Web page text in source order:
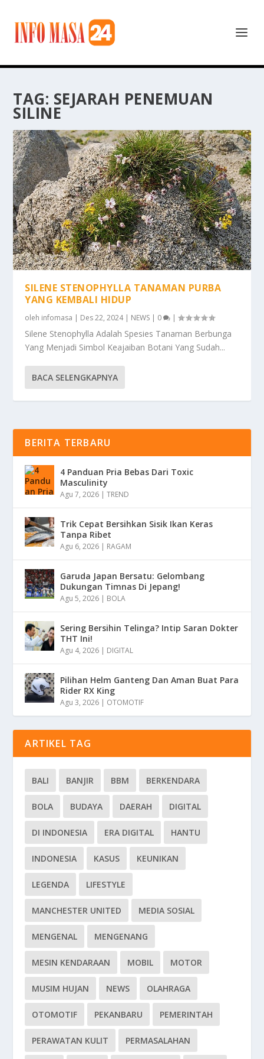
TAG: SEJARAH PENEMUAN
SILINE
SILENE STENOPHYLLA TANAMAN PURBA
YANG KEMBALI HIDUP
oleh infomasa | Des 22, 2024| NEWS | 0 |
Silene Stenophylla Adalah Spesies Tanaman Berbunga
Yang Menjadi Simbol Keajaiban Botani Yang Sudah...
BACA SELENGKAPNYA
BERITA TERBARU
4 Panduan Pria Bebas Dari Toxic
Masculinity
Agu 7, 2026 |TREND
Trik Cepat Bersihkan Sisik Ikan Keras
Tanpa Ribet
Agu 6, 2026 | RAGAM
Garuda Japan Bersatu: Gelombang
Dukungan Timnas Di Jepang!
Agu 5, 2026 | BOLA
Sering Bersihin Telinga? Intip Saran Dokter
THT Ini!
Agu 4, 2026 | DIGITAL
Pilihan Helm Ganteng Dan Aman Buat Para
Rider RX King
Agu 3, 2026 | OTOMOTIF
ARTIKEL TAG
BALI BANJIR BBM BERKENDARA
BOLA BUDAYA DAERAH DIGITAL
DI INDONESIA ERA DIGITAL HANTU
INDONESIA KASUS KEUNIKAN
LEGENDA LIFESTYLE
MANCHESTER UNITED MEDIA SOSIAL
MENGENAL MENGENANG
MESIN KENDARAAN MOBIL MOTOR
MUSIM HUJAN NEWS OLAHRAGA
OTOMOTIF PEKANBARU PEMERINTAH
PERAWATAN KULIT PERMASALAHAN